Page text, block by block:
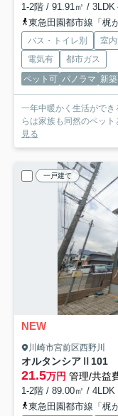
1-2階 / 91.91㎡ /
東急田園都市線「梶
バス・トイレ別 室
電気有
都市ガス
ペット可 パノラマ 新築
一年中暖かく生活がで
らは家族も同然のペッ
見る
一戸建て
NEW
川崎市宮前区西野川
オルタンシアⅡ 101
21.5万円 管理/共益
1-2階 / 89.00㎡ / 4LDK
東急田園都市線「梶が谷